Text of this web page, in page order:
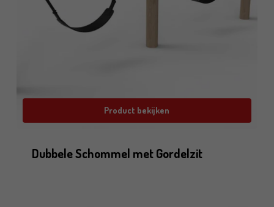
Product bekijken
Dubbele Schommel met Gordelzit